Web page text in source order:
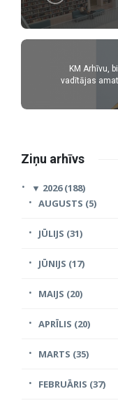
KM Arhīvu,
vadītājas
Ziņu arhīvs
▼ 2026 (188)
AUGUSTS (5)
JŪLIJS (31)
JŪNIJS (17)
MAIJS (20)
APRĪLIS (20)
MARTS (35)
FEBRUĀRIS (37)